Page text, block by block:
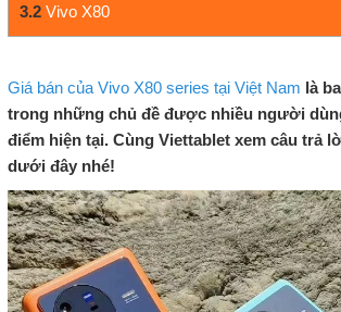
3.2 Vivo X80
Giá bán của Vivo X80 series tại Việt Nam là
trong những chủ đề được nhiều người
điểm hiện tại. Cùng Viettablet xem câu trả
dưới đây nhé!